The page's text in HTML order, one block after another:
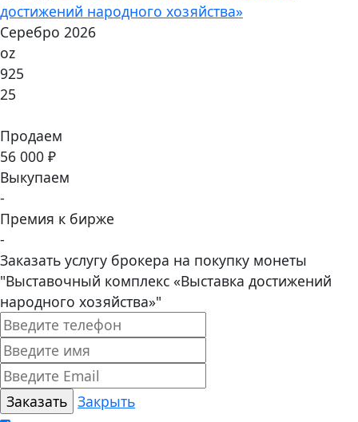
достижений народного хозяйства»
Серебро 2026
oz
925
25
Продаем
56 000 ₽
Выкупаем
-
Премия к бирже
-
Заказать услугу брокера на покупку монеты
"Выставочный комплекс «Выставка достижений
народного хозяйства»"
Закрыть